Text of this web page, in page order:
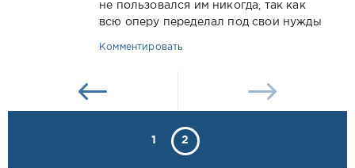
не пользовался им никогда, так как
всю оперу переделал под свои нужды
Комментировать
1 2